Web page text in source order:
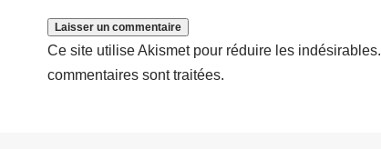
Ce site utilise Akismet pour réduire les indésirables.
commentaires sont traitées.